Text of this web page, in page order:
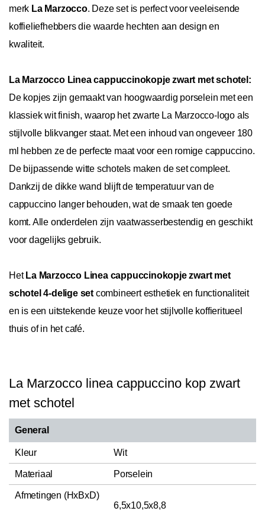
merk La Marzocco. Deze set is perfect voor veeleisende
koffieliefhebbers die waarde hechten aan design en
kwaliteit.
La Marzocco Linea cappuccinokopje zwart met schotel:
De kopjes zijn gemaakt van hoogwaardig porselein met een
klassiek wit finish, waarop het zwarte La Marzocco-logo als
stijlvolle blikvanger staat. Met een inhoud van ongeveer 180
ml hebben ze de perfecte maat voor een romige cappuccino.
De bijpassende witte schotels maken de set compleet.
Dankzij de dikke wand blijft de temperatuur van de
cappuccino langer behouden, wat de smaak ten goede
komt. Alle onderdelen zijn vaatwasserbestendig en geschikt
voor dagelijks gebruik.
Het La Marzocco Linea cappuccinokopje zwart met
schotel 4-delige set combineert esthetiek en functionaliteit
en is een uitstekende keuze voor het stijlvolle koffieritueel
thuis of in het café.
La Marzocco linea cappuccino kop zwart
met schotel
General
Kleur Wit
Materiaal Porselein
Afmetingen (HxBxD)
6,5x10,5x8,8